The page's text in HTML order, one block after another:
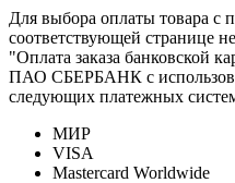
Для выбора оплаты товара с
соответствующей странице
"Оплата заказа банковской
ПАО СБЕРБАНК с
следующих платежных
МИР
VISA
Mastercard Worldwide